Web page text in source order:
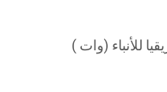
للأنباء (وات )